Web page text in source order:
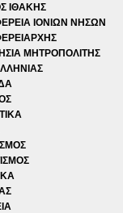
ΙΘΑΚΗΣ
ΙΟΝΙΩΝ ΝΗΣΩΝ
ΜΗΤΡΟΠΟΛΙΤΗΣ